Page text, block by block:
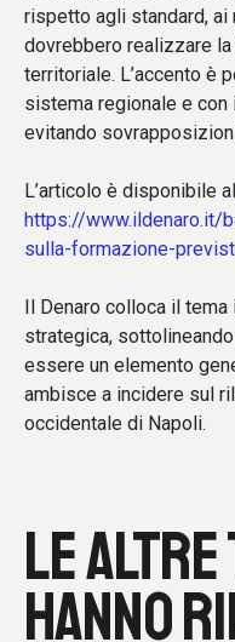
rispetto agli standard,
dovrebbero realizzare
territoriale. L’accento è
sistema regionale e con
evitando
L’articolo è disponibile
https://www.ildenaro.it/
sulla-formazione-
Il Denaro colloca il tema
strategica,
essere un elemento
ambisce a incidere sul
occidentale di Napoli.
LE
HANNO